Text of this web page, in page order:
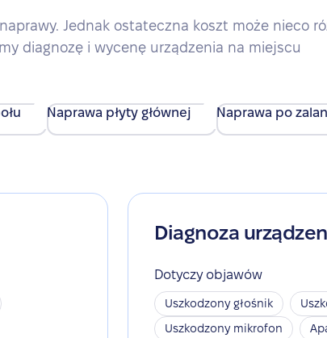
Jednak ostateczna koszt może nieco
diagnozę i wycenę urządzenia na miejscu
Naprawa płyty głównej Naprawa po
Diagnoza
Dotyczy objawów
Uszkodzony głośnik
Uszkodzony mikrofon